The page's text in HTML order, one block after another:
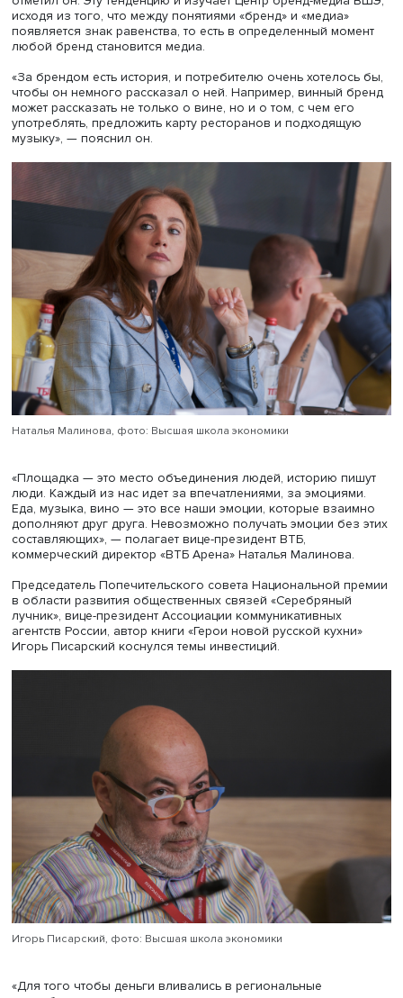
Он подчеркнул, что именно сочетание различных
— музыки, еды и вина — создает для потребителя
эмоциональный опыт, который проживается от
взаимодействия с брендом и делает любой из брендов
сильнее. Например, во время гастротура человек может
осмотреть производство, а затем поужинать и выпить
хорошего вина в красивом месте под приятную музыку.
Сейчас идет масштабный процесс медиатизации
отметил он. Эту тенденцию и изучает Центр бренд-
исходя из того, что между понятиями «бренд» и «медиа»
появляется знак равенства, то есть в определенный
любой бренд становится медиа.
«За брендом есть история, и потребителю очень
чтобы он немного рассказал о ней. Например, винный
может рассказать не только о вине, но и о том, с чем
употреблять, предложить карту ресторанов и
музыку», — пояснил он.
Наталья Малинова, фото: Высшая школа экономики
«Площадка — это место объединения людей, историю
люди. Каждый из нас идет за впечатлениями, за
Еда, музыка, вино — это все наши эмоции, которые
дополняют друг друга. Невозможно получать эмоции
составляющих», — полагает вице-президент ВТБ,
коммерческий директор «ВТБ Арена» Наталья
Председатель Попечительского совета Национальной
лучник», вице-президент Ассоциации коммуникативных